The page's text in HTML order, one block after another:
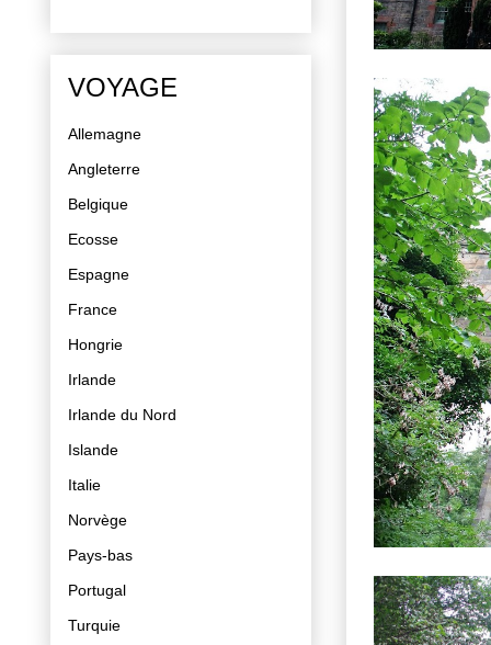
VOYAGE
Allemagne
Angleterre
Belgique
Ecosse
Espagne
France
Hongrie
Irlande
Irlande du Nord
Islande
Italie
Norvège
Pays-bas
Portugal
Turquie